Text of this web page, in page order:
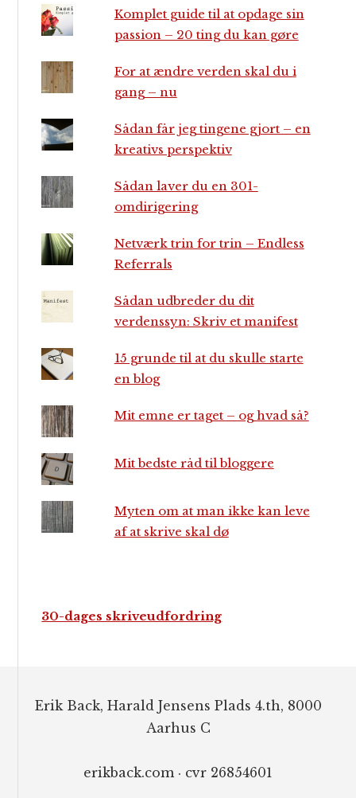
Komplet guide til at opdage sin
passion – 20 ting du kan gøre
For at ændre verden skal du i
gang – nu
Sådan får jeg tingene gjort – en
kreativs perspektiv
Sådan laver du en 301-
omdirigering
Netværk trin for trin – Endless
Referrals
Sådan udbreder du dit
verdenssyn: Skriv et manifest
15 grunde til at du skulle starte
en blog
Mit emne er taget – og hvad så?
Mit bedste råd til bloggere
Myten om at man ikke kan leve
af at skrive skal dø
30-dages skriveudfordring
Erik Back, Harald Jensens Plads 4.th, 8000
Aarhus C
erikback.com · cvr 26854601